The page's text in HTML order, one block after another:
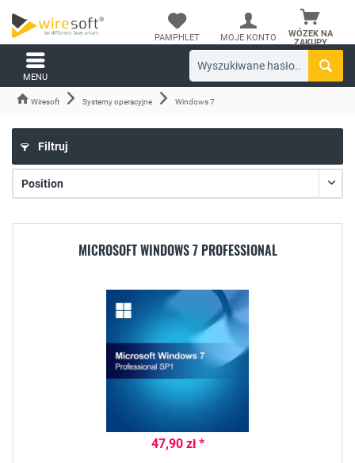
WÓZEK NA
ZAKUPY
PAMPHLET MOJE KONTO
MENU
Wiresoft Systemy operacyjne Windows 7
Filtruj
MICROSOFT WINDOWS 7 PROFESSIONAL
47,90 zł *